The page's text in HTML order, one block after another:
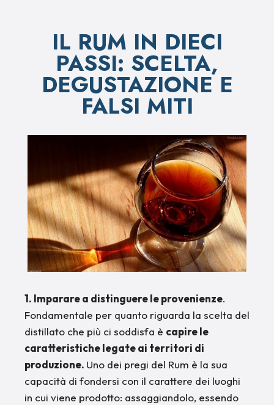
IL RUM IN DIECI
PASSI: SCELTA,
DEGUSTAZIONE E
FALSI MITI
1. Imparare a distinguere le provenienze.
Fondamentale per quanto riguarda la scelta del
distillato che più ci soddisfa è capire le
caratteristiche legate ai territori di
produzione. Uno dei pregi del Rum è la sua
capacità di fondersi con il carattere dei luoghi
in cui viene prodotto: assaggiandolo, essendo